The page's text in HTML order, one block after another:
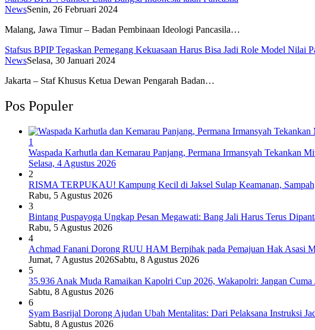
NewsSenin, 26 Februari 2024
Malang, Jawa Timur – Badan Pembinaan Ideologi Pancasila…
Stafsus BPIP Tegaskan Pemegang Kekuasaan Harus Bisa Jadi Role Model Nilai
NewsSelasa, 30 Januari 2024
Jakarta – Staf Khusus Ketua Dewan Pengarah Badan…
Pos Populer
1
Waspada Karhutla dan Kemarau Panjang, Permana Irmansyah Tekankan
Selasa, 4 Agustus 2026
2
RISMA TERPUKAU! Kampung Kecil di Jaksel Sulap Keamanan,
Rabu, 5 Agustus 2026
3
Bintang Puspayoga Ungkap Pesan Megawati: Bang Jali Harus Terus
Rabu, 5 Agustus 2026
4
Achmad Fanani Dorong RUU HAM Berpihak pada Pemajuan Hak Asasi
Jumat, 7 Agustus 2026Sabtu, 8 Agustus 2026
5
35.936 Anak Muda Ramaikan Kapolri Cup 2026, Wakapolri: Jangan Cuma
Sabtu, 8 Agustus 2026
6
Syam Basrijal Dorong Ajudan Ubah Mentalitas: Dari Pelaksana Instruksi
Sabtu, 8 Agustus 2026